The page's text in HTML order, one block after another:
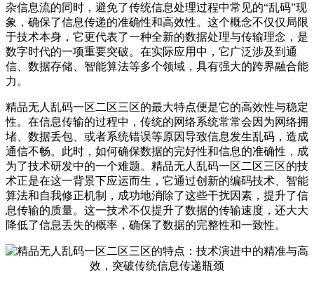
杂信息流的同时，避免了传统信息处理过程中常见的“乱码”现
象，确保了信息传递的准确性和高效性。这个概念不仅仅局限
于技术本身，它更代表了一种全新的数据处理与传输理念，是
数字时代的一项重要突破。在实际应用中，它广泛涉及到通
信、数据存储、智能算法等多个领域，具有强大的跨界融合能
力。
精品无人乱码一区二区三区的最大特点便是它的高效性与稳定
性。在信息传输的过程中，传统的网络系统常常会因为网络拥
堵、数据丢包、或者系统错误等原因导致信息发生乱码，造成
通信不畅。此时，如何确保数据的完好性和信息的准确性，成
为了技术研发中的一个难题。精品无人乱码一区二区三区的技
术正是在这一背景下应运而生，它通过创新的编码技术、智能
算法和自我修正机制，成功地消除了这些干扰因素，提升了信
息传输的质量。这一技术不仅提升了数据的传输速度，还大大
降低了信息丢失的概率，确保了数据的完整性和一致性。